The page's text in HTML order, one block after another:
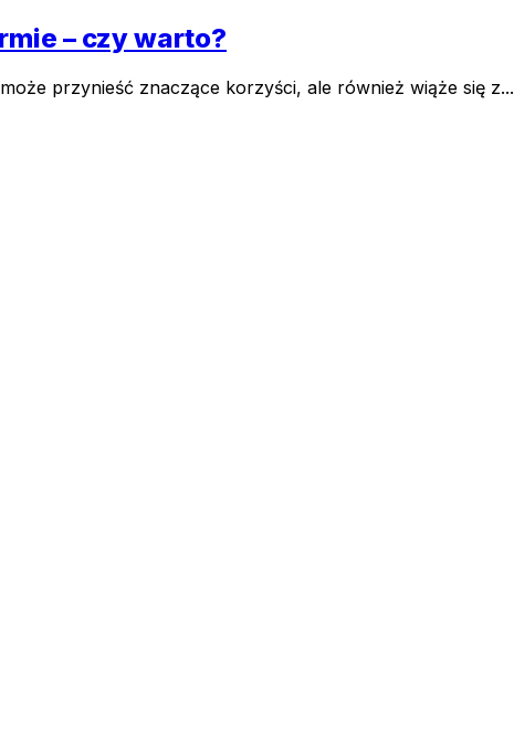
– czy warto?
przynieść znaczące korzyści, ale również wiąże się z...